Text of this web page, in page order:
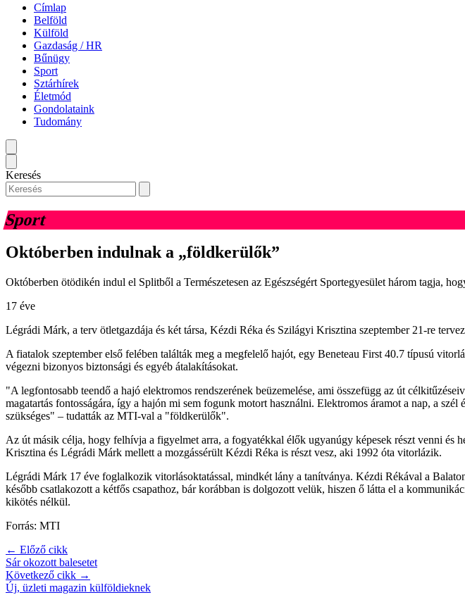
Címlap
Belföld
Külföld
Gazdaság / HR
Bűnügy
Sport
Sztárhírek
Életmód
Gondolataink
Tudomány
Keresés
Sport
Októberben indulnak a „földkerülők”
Októberben ötödikén indul el Splitből a Természetesen az Egészségért Sportegyesület három tagja,
17 éve
Légrádi Márk, a terv ötletgazdája és két társa, Kézdi Réka és Szilágyi Krisztina szeptember 21-re
A fiatalok szeptember első felében találták meg a megfelelő hajót, egy Beneteau First 40.7 típusú
végezni bizonyos biztonsági és egyéb átalakításokat.
"A legfontosabb teendő a hajó elektromos rendszerének beüzemelése, ami összefügg az út
magatartás fontosságára, így a hajón mi sem fogunk motort használni. Elektromos áramot a nap, a
szükséges" – tudatták az MTI-val a "földkerülők".
Az út másik célja, hogy felhívja a figyelmet arra, a fogyatékkal élők ugyanúgy képesek részt venni
Krisztina és Légrádi Márk mellett a mozgássérült Kézdi Réka is részt vesz, aki 1992 óta vitorlázik.
Légrádi Márk 17 éve foglalkozik vitorlásoktatással, mindkét lány a tanítványa. Kézdi Rékával a
később csatlakozott a kétfős csapathoz, bár korábban is dolgozott velük, hiszen ő látta el a
kikötés nélkül.
Forrás: MTI
← Előző cikk
Sár okozott balesetet
Következő cikk →
Új, üzleti magazin külföldieknek